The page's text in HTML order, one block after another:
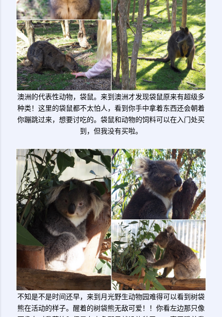
澳洲的代表性动物，袋鼠。来到澳洲才发现袋鼠原来有超级多
种类！这里的袋鼠都不太怕人，看到你手中拿着东西还会朝着
你蹦跳过来，想要讨吃的。袋鼠和动物的饲料可以在入门处买
到，但我没有买啦。
不知是不是时间还早，来到月光野生动物园难得可以看到树袋
熊在活动的样子。醒着的树袋熊无敌可爱！！你看左边那只像